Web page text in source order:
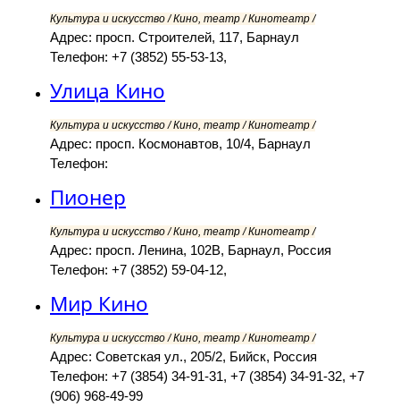
Культура и искусство / Кино, театр / Кинотеатр /
Адрес: просп. Строителей, 117, Барнаул
Телефон: +7 (3852) 55-53-13,
Улица Кино
Культура и искусство / Кино, театр / Кинотеатр /
Адрес: просп. Космонавтов, 10/4, Барнаул
Телефон:
Пионер
Культура и искусство / Кино, театр / Кинотеатр /
Адрес: просп. Ленина, 102В, Барнаул, Россия
Телефон: +7 (3852) 59-04-12,
Мир Кино
Культура и искусство / Кино, театр / Кинотеатр /
Адрес: Советская ул., 205/2, Бийск, Россия
Телефон: +7 (3854) 34-91-31, +7 (3854) 34-91-32, +7
(906) 968-49-99